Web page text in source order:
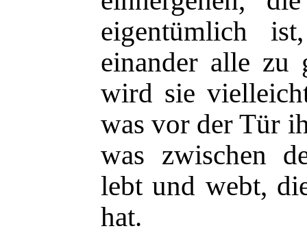
eigentümlich
einander alle zu
wird sie
was vor der Tür
was zwischen
lebt und webt,
hat.